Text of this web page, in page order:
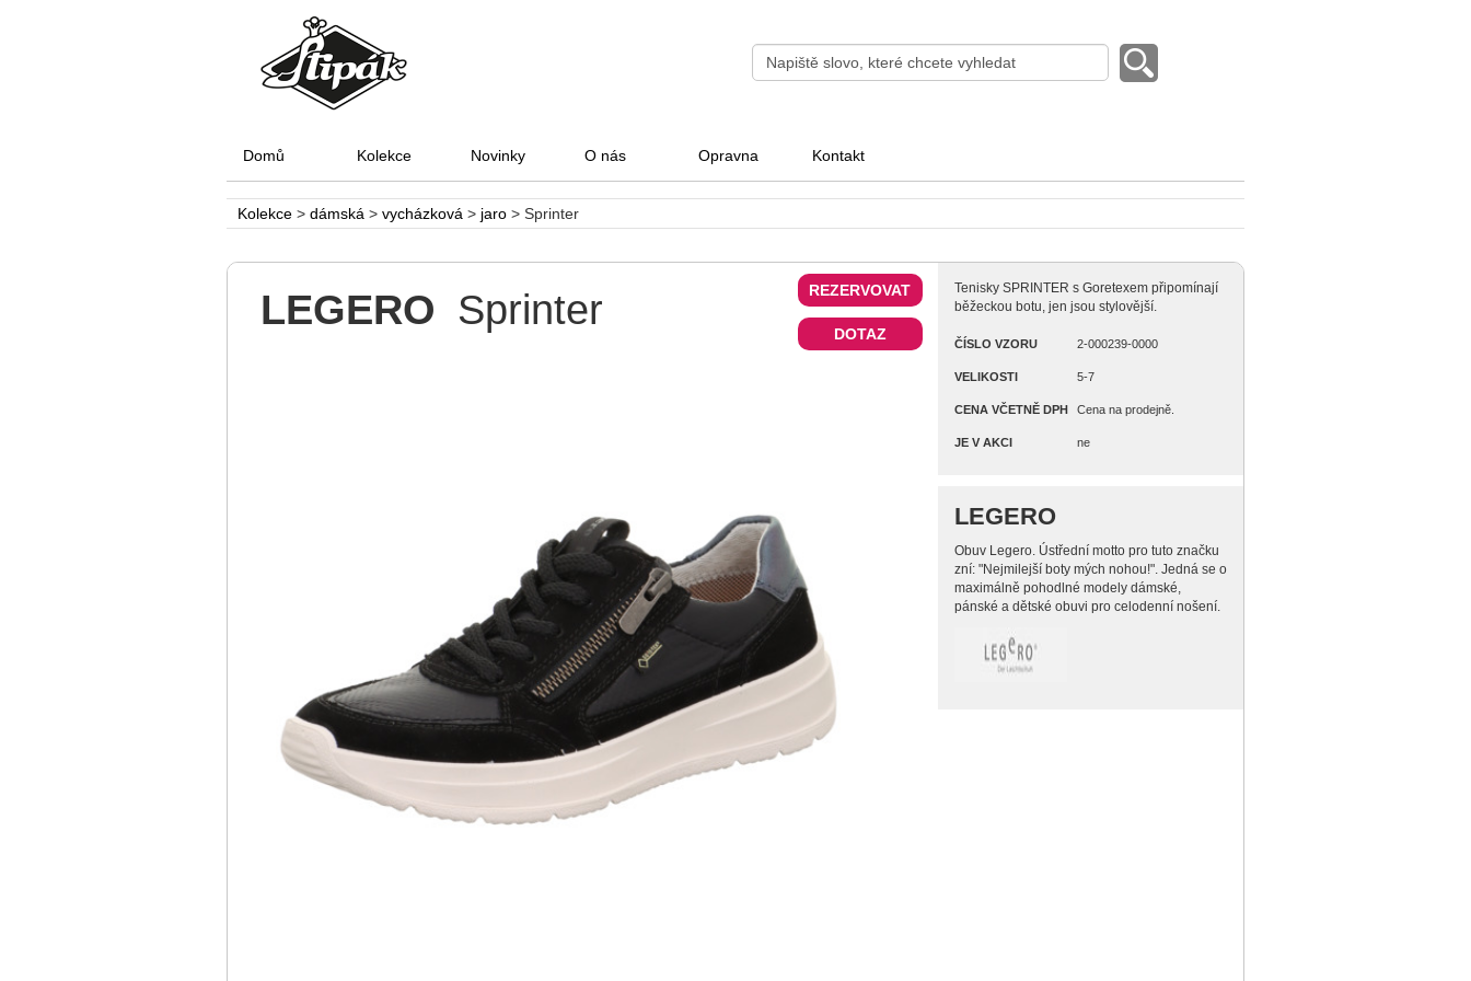
Domů Kolekce Novinky O nás Opravna Kontakt
Kolekce > dámská > vycházková > jaro > Sprinter
LEGERO Sprinter REZERVOVAT
DOTAZ
Tenisky SPRINTER s Goretexem připomínají
běžeckou botu, jen jsou stylovější.
ČÍSLO VZORU
VELIKOSTI
CENA VČETNĚ DPH
JE V AKCI
2-000239-0000
5-7
Cena na prodejně.
ne
LEGERO
Obuv Legero. Ústřední motto pro tuto značku
zní: "Nejmilejší boty mých nohou!". Jedná se o
maximálně pohodlné modely dámské,
pánské a dětské obuvi pro celodenní nošení.